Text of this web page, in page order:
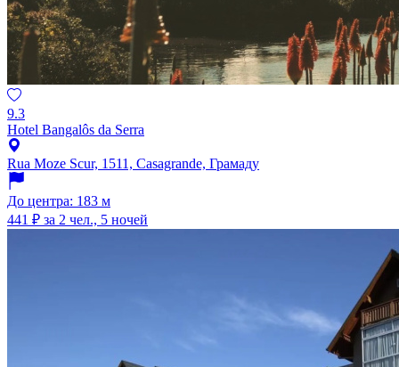
9.3
Hotel Bangalôs da Serra
Rua Moze Scur, 1511, Casagrande, Грамаду
До центра: 183 м
441 ₽ за 2 чел., 5 ночей